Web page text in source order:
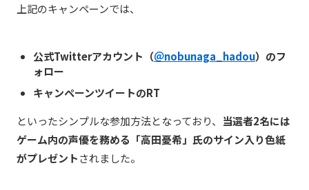
上記のキャンペーンでは、
公式Twitterアカウント（＠nobunaga_hadou）のフ
ォロー
キャンペーンツイートのRT
といったシンプルな参加方法となっており、 当選者2名には
ゲーム内の声優を務める「高田憂希」氏のサイン入り色紙
がプレゼントされました。